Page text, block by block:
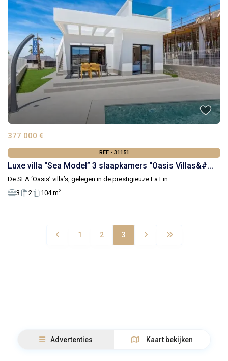
377 000 €
REF - 31151
Luxe villa “Sea Model” 3 slaapkamers “Oasis Villas&#...
De SEA ‘Oasis’ villa’s, gelegen in de prestigieuze La Fin
3
2 104 m2
1 2 3
Advertenties Kaart bekijken